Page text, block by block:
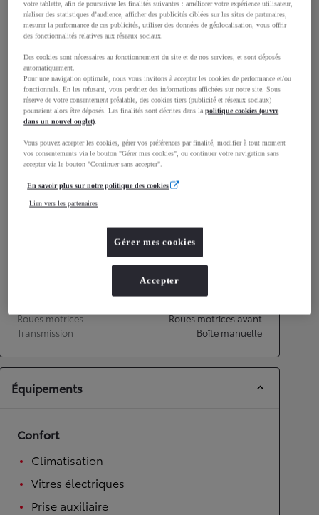
Largeur
1 740 mm
Consommation mixte
Consommation mixte 4,7L/100 km
Émissions CO2
Performances
Accélération 0-100km/h
Roues motrices
Roues motrices avant
Transmission
Boîte manuelle
Équipements
Confort
Climatisation
Vitres électriques
Prise auxiliaire
votre tablette, afin de poursuivre les finalités suivantes : améliorer votre expérience utilisateur,
réaliser des statistiques d’audience, afficher des publicités ciblées sur les sites de partenaires,
mesurer la performance de ces publicités, utiliser des données de géolocalisation, vous offrir
des fonctionnalités relatives aux réseaux sociaux.
Des cookies sont nécessaires au fonctionnement du site et de nos services, et sont déposés
automatiquement.
Pour une navigation optimale, nous vous invitons à accepter les cookies de performance et/ou
fonctionnels. En les refusant, vous perdriez des informations affichées sur notre site. Sous
réserve de votre consentement préalable, des cookies tiers (publicité et réseaux sociaux)
pourraient alors être déposés. Les finalités sont décrites dans lapolitique cookies (ouvre
dans un nouvel onglet).
Vous pouvez accepter les cookies, gérer vos préférences par finalité, modifier à tout moment
vos consentements via le bouton "Gérer mes cookies", ou continuer votre navigation sans
accepter via le bouton "Continuer sans accepter".
En savoir plus sur notre politique des cookies
Lien vers les partenaires
Gérer mes cookies
Accepter